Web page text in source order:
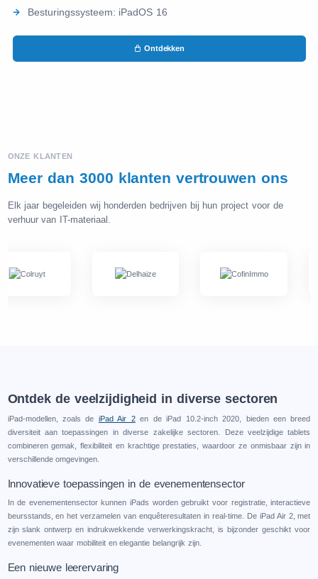
Besturingssysteem: iPadOS 16
Ontdekken
ONZE KLANTEN
Meer dan 3000 klanten vertrouwen ons
Elk jaar begeleiden wij honderden bedrijven bij hun project voor de
verhuur van IT-materiaal.
Ontdek de veelzijdigheid in diverse sectoren
iPad-modellen, zoals de iPad Air 2en de iPad 10.2-inch 2020, bieden een breed
diversiteit aan toepassingen in diverse zakelijke sectoren. Deze veelzijdige tablets
combineren gemak, flexibiliteit en krachtige prestaties, waardoor ze onmisbaar zijn in
verschillende omgevingen.
Innovatieve toepassingen in de evenementensector
In de evenementensector kunnen iPads worden gebruikt voor registratie, interactieve
beursstands, en het verzamelen van enquêteresultaten in real-time. De iPad Air 2, met
zijn slank ontwerp en indrukwekkende verwerkingskracht, is bijzonder geschikt voor
evenementen waar mobiliteit en elegantie belangrijk zijn.
Een nieuwe leerervaring